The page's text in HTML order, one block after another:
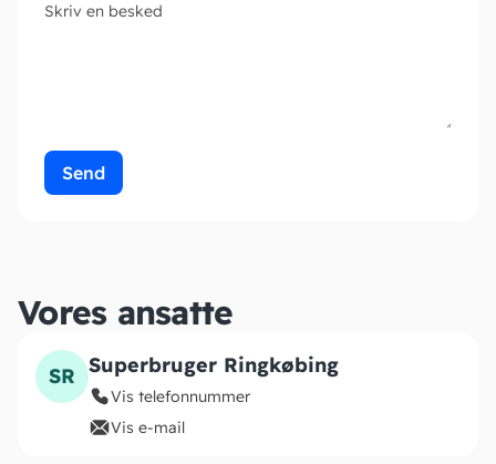
Skriv en besked
Send
Vores ansatte
SR Superbruger Ringkøbing
Vis telefonnummer
Vis e-mail